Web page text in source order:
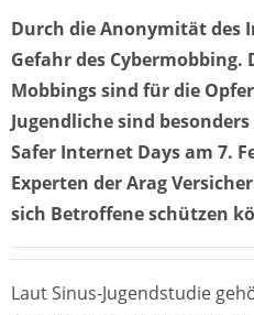
Durch die Anonymität des
Gefahr des Cybermobbing.
Mobbings sind für die
Jugendliche sind
Safer Internet Days am 7.
Experten der Arag
sich Betroffene schützen
Laut Sinus-Jugendstudie